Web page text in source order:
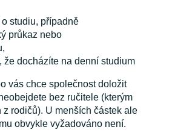
studiu, případně
průkaz nebo
že docházíte na denní studium
vás chce společnost doložit
bez ručitele (kterým
z rodičů). U menších částek ale
obvykle vyžadováno není.